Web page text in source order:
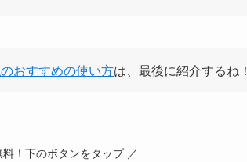
おすすめの使い方は、最後に紹介するね！
！下のボタンをタップ ／